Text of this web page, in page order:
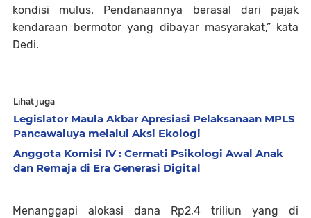
kondisi mulus. Pendanaannya berasal dari pajak
kendaraan bermotor yang dibayar masyarakat,” kata
Dedi.
Lihat juga
Legislator Maula Akbar Apresiasi Pelaksanaan MPLS
Pancawaluya melalui Aksi Ekologi
Anggota Komisi IV : Cermati Psikologi Awal Anak
dan Remaja di Era Generasi Digital
Menanggapi alokasi dana Rp2,4 triliun yang di